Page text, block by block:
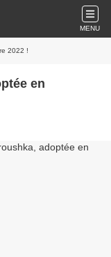
MENU
2022 !
en